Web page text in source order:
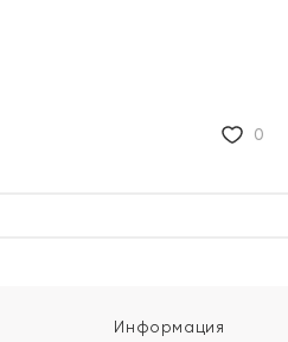
0
Информация